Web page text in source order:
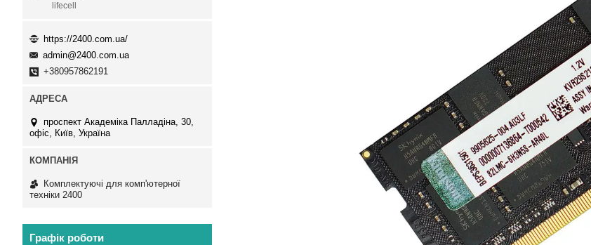
lifecell
https://2400.com.ua/
admin@2400.com.ua
+380957862191
проспект Академіка Палладіна, 30,
офіс, Київ, Україна
Комплектуючі для комп'ютерної
техніки 2400
Графік роботи